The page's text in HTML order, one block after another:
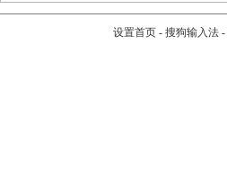
设置首页- 搜狗输入法-